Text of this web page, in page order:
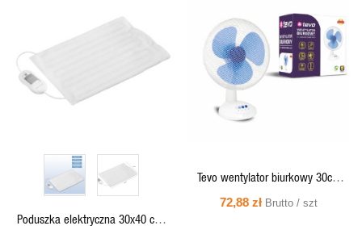
SZYBKI
PODGLĄD
Poduszka elektryczna 30x40 cm -
SZYBKI
PODGLĄD
Tevo wentylator biurkowy 30cm
40W FAN2.B.31
72,88 zł Brutto / szt